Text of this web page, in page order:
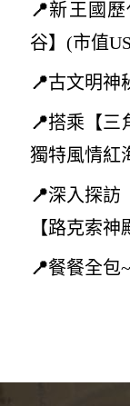
📍新王國
谷】(市值
📍古文明神
📍搭乘【三
獨特風情紅
📍深入探訪
【路克索神
📍餐餐全包